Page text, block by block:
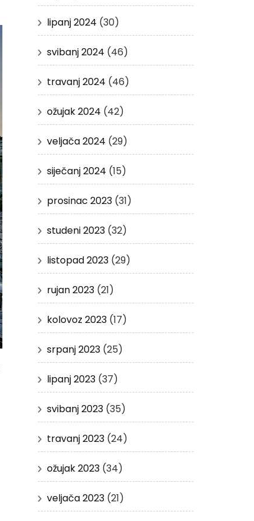
lipanj 2024 (30)
svibanj 2024 (46)
travanj 2024 (46)
ožujak 2024 (42)
veljača 2024 (29)
siječanj 2024 (15)
prosinac 2023(31)
studeni 2023(32)
listopad 2023(29)
rujan 2023(21)
kolovoz 2023(17)
srpanj 2023(25)
lipanj 2023(37)
svibanj 2023(35)
travanj 2023(24)
ožujak 2023(34)
veljača 2023(21)